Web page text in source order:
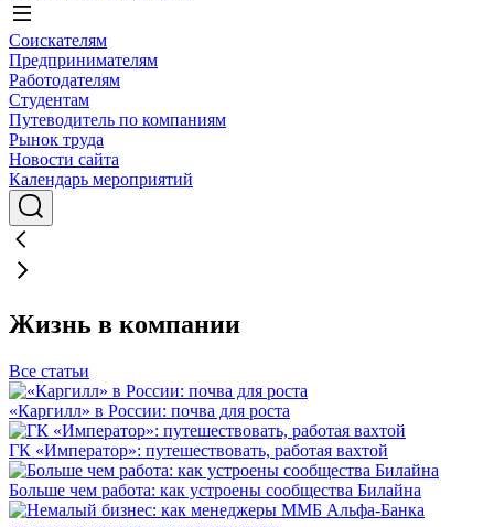
Соискателям
Предпринимателям
Работодателям
Студентам
Путеводитель по компаниям
Рынок труда
Новости сайта
Календарь мероприятий
Жизнь в компании
Все статьи
«Каргилл» в России: почва для роста
ГК «Император»: путешествовать, работая вахтой
Больше чем работа: как устроены сообщества Билайна